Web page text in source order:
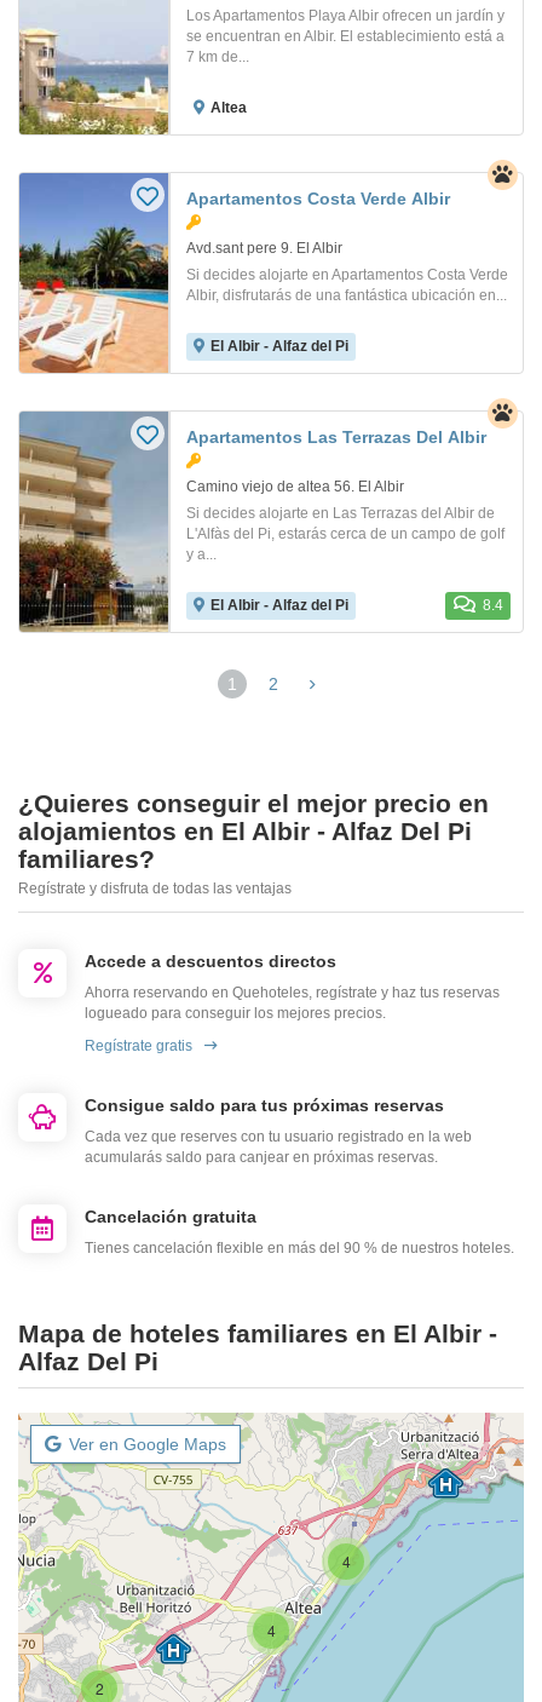
Los Apartamentos Playa Albir ofrecen un jardín y
se encuentran en Albir. El establecimiento está a
7 km de...
Altea
Apartamentos Costa Verde Albir
Avd.sant pere 9. El Albir
Si decides alojarte en Apartamentos Costa Verde
Albir, disfrutarás de una fantástica ubicación en...
El Albir - Alfaz del Pi
Apartamentos Las Terrazas Del Albir
Camino viejo de altea 56. El Albir
Si decides alojarte en Las Terrazas del Albir de
L'Alfàs del Pi, estarás cerca de un campo de golf
y a...
El Albir - Alfaz del Pi 8.4
1 2
¿Quieres conseguir el mejor precio en
alojamientos en El Albir - Alfaz Del Pi
familiares?
Regístrate y disfruta de todas las ventajas
Accede a descuentos directos
Ahorra reservando en Quehoteles, regístrate y haz tus reservas
logueado para conseguir los mejores precios.
Regístrate gratis
Consigue saldo para tus próximas reservas
Cada vez que reserves con tu usuario registrado en la web
acumularás saldo para canjear en próximas reservas.
Cancelación gratuita
Tienes cancelación flexible en más del 90 % de nuestros hoteles.
Mapa de hoteles familiares en El Albir -
Alfaz Del Pi
Ver en Google Maps
4
4
2